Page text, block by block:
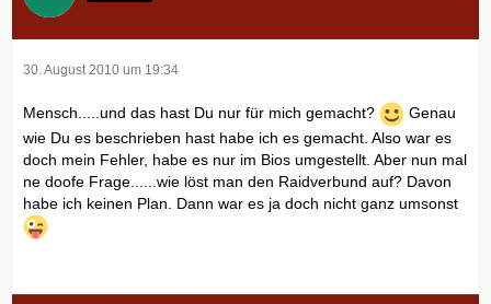
30. August 2010 um 19:34
Mensch.....und das hast Du nur für mich gemacht?
Genau
wie Du es beschrieben hast habe ich es gemacht. Also war es
doch mein Fehler, habe es nur im Bios umgestellt. Aber nun mal
ne doofe Frage......wie löst man den Raidverbund auf? Davon
habe ich keinen Plan. Dann war es ja doch nicht ganz umsonst